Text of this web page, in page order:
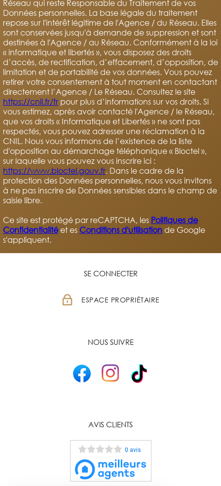
Réseau qui reste Responsable du Traitement de vos
Données personnelles. La base légale du traitement
repose sur l'intérêt légitime de l'Agence / du Réseau. Elles
sont conservées jusqu'à demande de suppression et sont
destinées à l'Agence / au Réseau. Conformément à la loi
« informatique et libertés », vous disposez des droits
d’accès, de rectification, d’effacement, d’opposition, de
limitation et de portabilité de vos données. Vous pouvez
retirer votre consentement à tout moment en contactant
directement l’Agence / Le Réseau. Consultez le site
https://cnil.fr/frpour plus d’informations sur vos droits. Si
vous estimez, après avoir contacté l'Agence / le Réseau,
que vos droits « Informatique et Libertés » ne sont pas
respectés, vous pouvez adresser une réclamation à la
CNIL. Nous vous informons de l’existence de la liste
d'opposition au démarchage téléphonique « Bloctel »,
sur laquelle vous pouvez vous inscrire ici :
https://www.bloctel.gouv.fr. Dans le cadre de la
protection des Données personnelles, nous vous invitons
à ne pas inscrire de Données sensibles dans le champ de
saisie libre.
Ce site est protégé par reCAPTCHA, les Politiques de
Confidentialitéet es Conditions d'utilisationde Google
s'appliquent.
SE CONNECTER
ESPACE PROPRIÉTAIRE
NOUS SUIVRE
AVIS CLIENTS
0 avis